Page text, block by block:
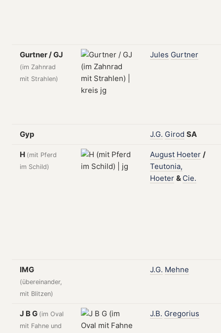
Gurtner / GJ
(im Zahnrad
mit Strahlen)
Jules Gurtner
Gyp J.G. Girod SA
H (mit Pferd
im Schild)
August Hoeter /
Teutonia,
Hoeter & Cie.
IMG
(übereinander,
mit Blitzen)
J.G. Mehne
J B G (im Oval
mit Fahne und
J.B. Gregorius